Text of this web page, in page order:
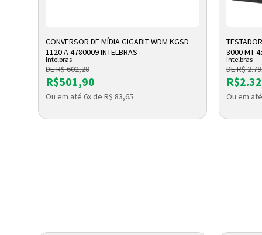
ADICIONAR A SACOLA
CONVERSOR DE MÍDIA GIGABIT WDM KGSD
1120 A 4780009 INTELBRAS
Intelbras
DE R$ 602,28
R$501,90
Ou em até 6x de R$ 83,65
3000 MT
Intelbras
DE R$
Ou em